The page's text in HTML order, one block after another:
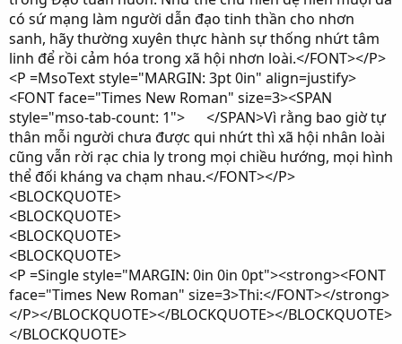
có sứ mạng làm người dẫn đạo tinh thần cho nhơn
sanh, hãy thường xuyên thực hành sự thống nhứt tâm
linh để rồi cảm hóa trong xã hội nhơn loài.</FONT></P>
<P =MsoText style="MARGIN: 3pt 0in" align=justify>
<FONT face="Times New Roman" size=3><SPAN
style="mso-tab-count: 1"> </SPAN>Vì rằng bao giờ tự
thân mỗi người chưa được qui nhứt thì xã hội nhân loài
cũng vẫn rời rạc chia ly trong mọi chiều hướng, mọi hình
thể đối kháng va chạm nhau.</FONT></P>
<BLOCKQUOTE>
<BLOCKQUOTE>
<BLOCKQUOTE>
<BLOCKQUOTE>
<P =Single style="MARGIN: 0in 0in 0pt"><strong><FONT
face="Times New Roman" size=3>Thi:</FONT></strong>
</P></BLOCKQUOTE></BLOCKQUOTE></BLOCKQUOTE>
</BLOCKQUOTE>